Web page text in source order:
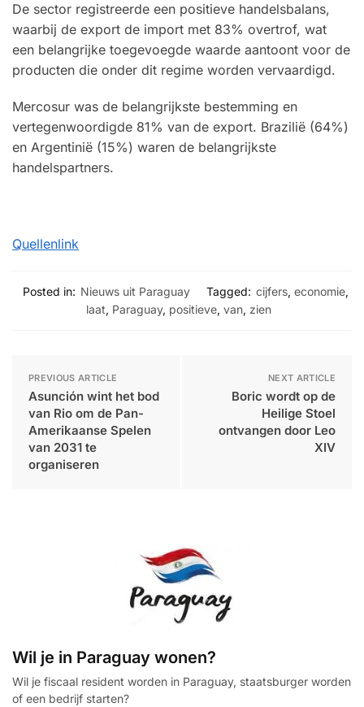
De sector registreerde een positieve handelsbalans,
waarbij de export de import met 83% overtrof, wat
een belangrijke toegevoegde waarde aantoont voor de
producten die onder dit regime worden vervaardigd.
Mercosur was de belangrijkste bestemming en
vertegenwoordigde 81% van de export. Brazilië (64%)
en Argentinië (15%) waren de belangrijkste
handelspartners.
Quellenlink
Posted in: Nieuws uit Paraguay Tagged: cijfers, economie,
laat, Paraguay, positieve, van, zien
PREVIOUS ARTICLE
Asunción wint het bod
van Rio om de Pan-
Amerikaanse Spelen
van 2031 te
organiseren
NEXT ARTICLE
Boric wordt op de
Heilige Stoel
ontvangen door Leo
XIV
Wil je in Paraguay wonen?
Wil je fiscaal resident worden in Paraguay, staatsburger worden
of een bedrijf starten?